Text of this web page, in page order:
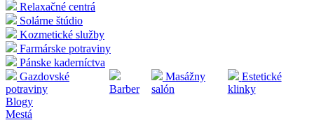
Relaxačné centrá
Solárne štúdio
Kozmetické služby
Farmárske potraviny
Pánske kaderníctva
Gazdovské
potraviny
Barber
Masážny
salón
Estetické
klinky
Blogy
Mestá